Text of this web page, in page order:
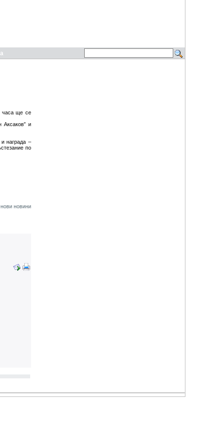
часа ще се
Аксаков” и
награда –
по
новини